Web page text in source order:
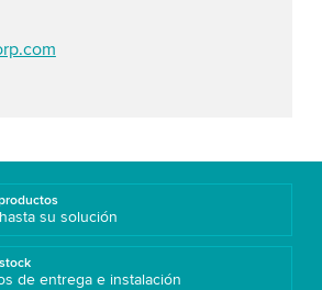
su solución
de entrega e instalación